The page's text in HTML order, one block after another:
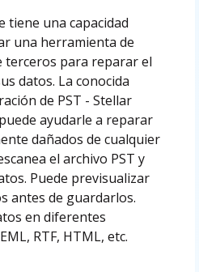
tiene una capacidad
una herramienta de
terceros para reparar el
datos. La conocida
de PST - Stellar
ayudarle a reparar
dañados de cualquier
el archivo PST y
Puede previsualizar
antes de guardarlos.
en diferentes
RTF, HTML, etc.